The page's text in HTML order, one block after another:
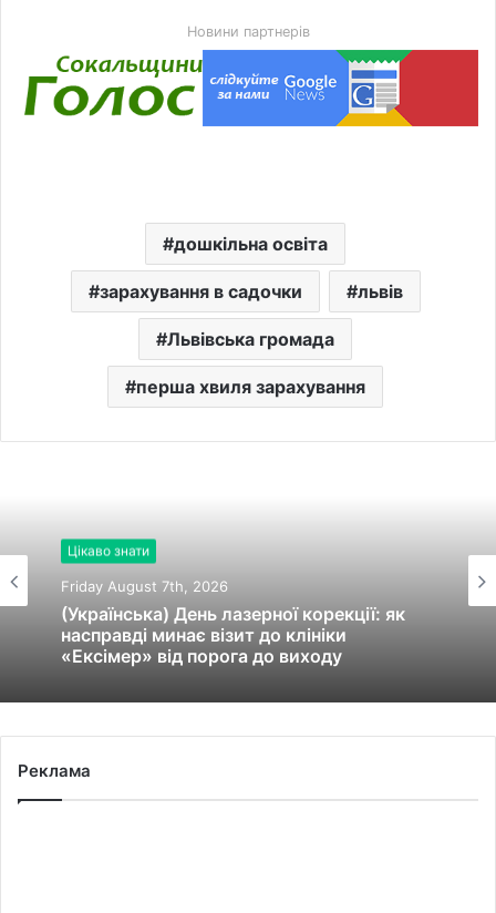
Новини партнерів
дошкільна освіта
зарахування в садочки львів
Львівська громада
перша хвиля зарахування
Цікаво знати
Friday August 7th, 2026
(Українська) День лазерної корекції: як
насправді минає візит до клініки
«Ексімер» від порога до виходу
Реклама